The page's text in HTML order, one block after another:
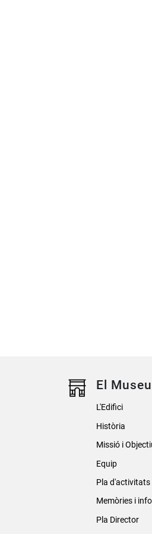
El Museu
L'Edifici
Història
Missió i
Equip
Pla d'activitats
Memòries i
Pla Director